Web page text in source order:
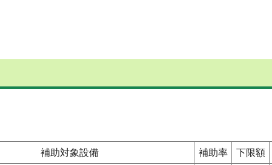
補助対象設備 補助率 下限額